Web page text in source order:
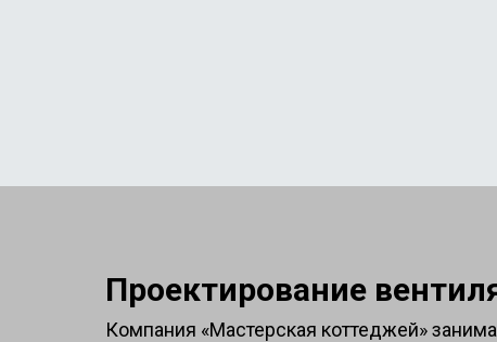
Проектирование
Компания «Мастерская коттеджей»